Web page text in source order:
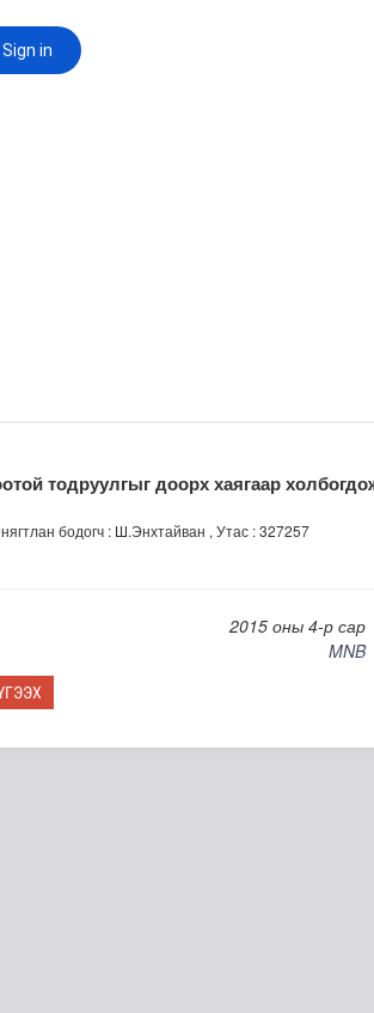
тодруулгыг доорх хаягаар
бодогч : Ш.Энхтайван , Утас : 327257
2015 оны 4-р сар
MNB